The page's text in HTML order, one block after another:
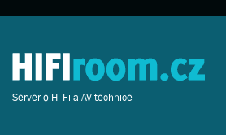
Server o Hi-Fi a AV technice